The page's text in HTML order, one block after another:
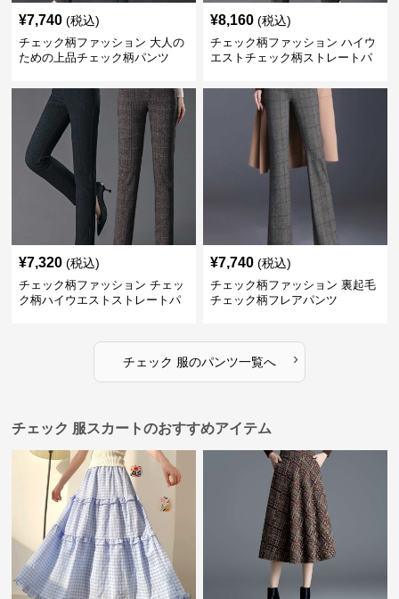
¥7,740 (税込)
チェック柄ファッション 大人の
ための上品チェック柄パンツ
¥8,160 (税込)
チェック柄ファッション ハイウ
エストチェック柄ストレートパ
¥7,320 (税込)
チェック柄ファッション チェッ
ク柄ハイウエストストレートパ
¥7,740 (税込)
チェック柄ファッション 裏起毛
チェック柄フレアパンツ
チェック 服のパンツ一覧へ ›
チェック 服スカートのおすすめアイテム